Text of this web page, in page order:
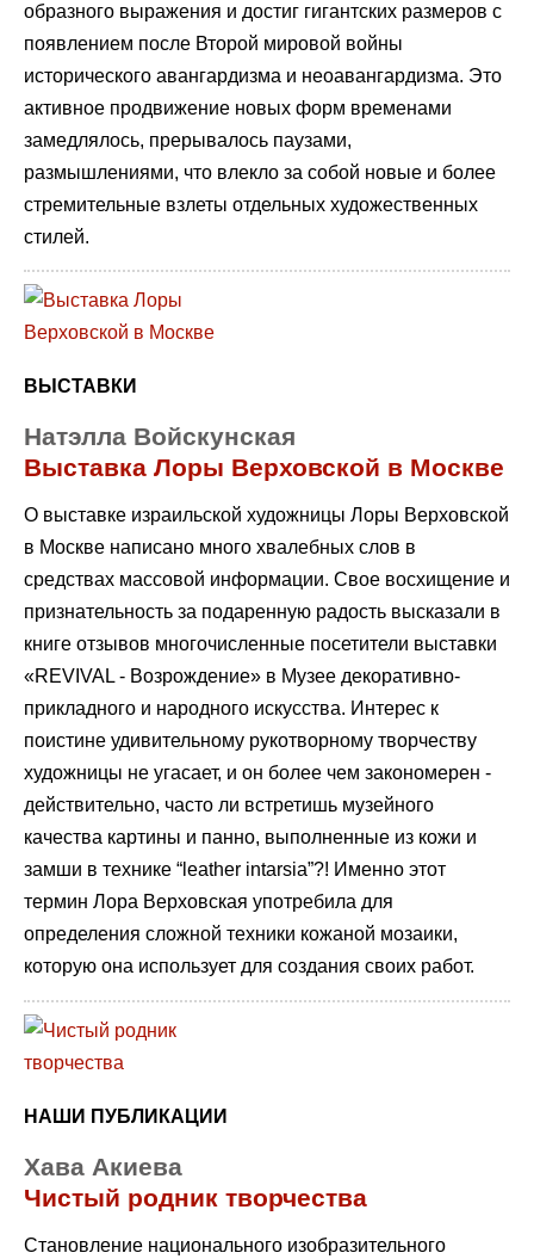
образного выражения и достиг гигантских размеров с
появлением после Второй мировой войны
исторического авангардизма и неоавангардизма. Это
активное продвижение новых форм временами
замедлялось, прерывалось паузами,
размышлениями, что влекло за собой новые и более
стремительные взлеты отдельных художественных
стилей.
ВЫСТАВКИ
Натэлла Войскунская
Выставка Лоры Верховской в Москве
О выставке израильской художницы Лоры Верховской
в Москве написано много хвалебных слов в
средствах массовой информации. Свое восхищение и
признательность за подаренную радость высказали в
книге отзывов многочисленные посетители выставки
«REVIVAL - Возрождение» в Музее декоративно-
прикладного и народного искусства. Интерес к
поистине удивительному рукотворному творчеству
художницы не угасает, и он более чем закономерен -
действительно, часто ли встретишь музейного
качества картины и панно, выполненные из кожи и
замши в технике “leather intarsia”?! Именно этот
термин Лора Верховская употребила для
определения сложной техники кожаной мозаики,
которую она использует для создания своих работ.
НАШИ ПУБЛИКАЦИИ
Хава Акиева
Чистый родник творчества
Становление национального изобразительного